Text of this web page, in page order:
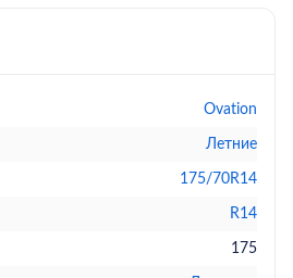
Ovation
Летние
175/70R14
R14
175